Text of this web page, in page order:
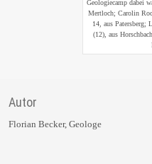
Geologiecamp dabei
Mertloch; Carolin
14, aus Patersberg;
(12), aus
Autor
Florian Becker, Geologe